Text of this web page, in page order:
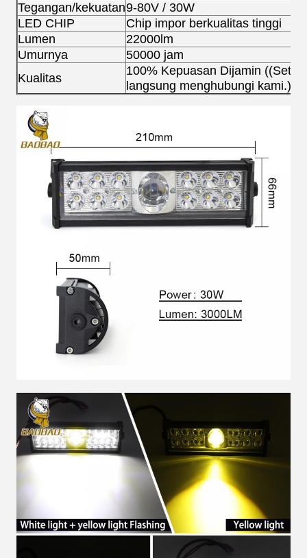
Tegangan/kekuatan9-80V / 30W
LED CHIP
Chip impor berkualitas tinggi
Lumen
22000lm
Umurnya
50000 jam
Kualitas
100% Kepuasan Dijamin
langsung menghubungi kami.)